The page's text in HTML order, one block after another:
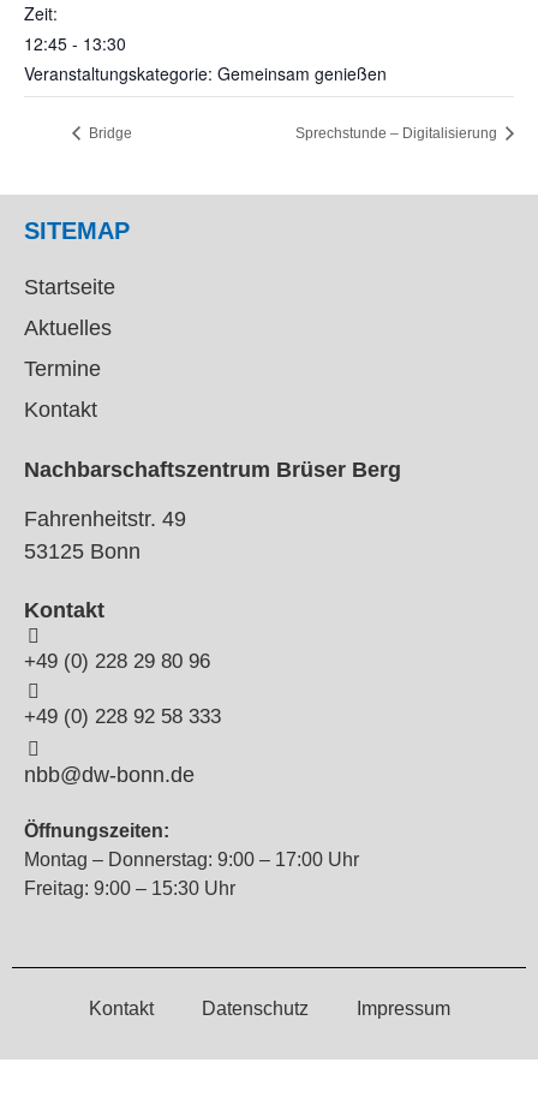
Zeit:
12:45 - 13:30
Veranstaltungskategorie: Gemeinsam genießen
Bridge Sprechstunde – Digitalisierung
SITEMAP
Startseite
Aktuelles
Termine
Kontakt
Nachbarschaftszentrum Brüser Berg
Fahrenheitstr. 49
53125 Bonn
Kontakt
+49 (0) 228 29 80 96
+49 (0) 228 92 58 333
nbb@dw-bonn.de
Öffnungszeiten:
Montag – Donnerstag: 9:00 – 17:00 Uhr
Freitag: 9:00 – 15:30 Uhr
Kontakt Datenschutz Impressum